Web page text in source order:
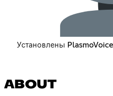
Установлены
ABOUT